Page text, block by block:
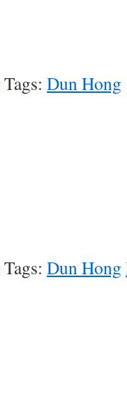
Tags: Dun Hong
Tags: Dun Hong